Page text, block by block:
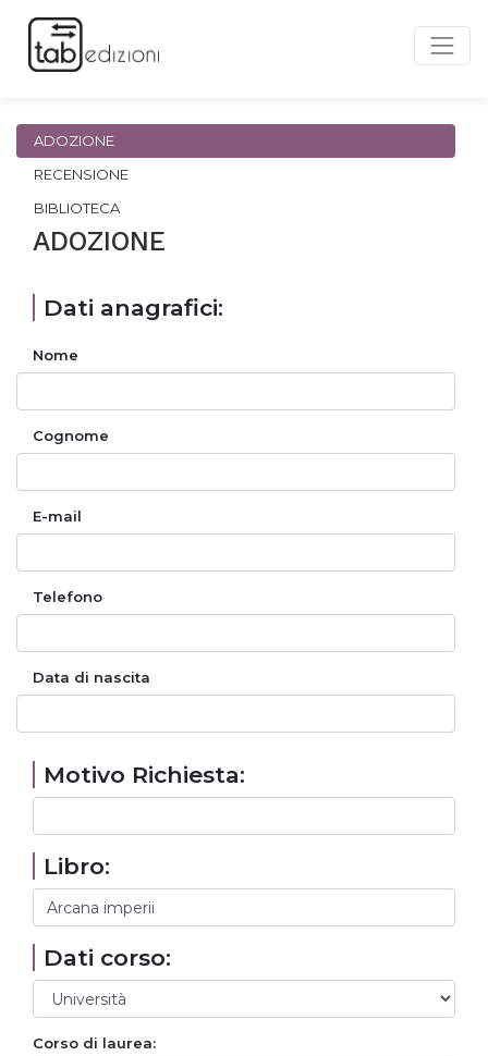
ADOZIONE
RECENSIONE
BIBLIOTECA
ADOZIONE
Dati anagrafici:
Nome
Cognome
E-mail
Telefono
Data di nascita
Motivo Richiesta:
Libro:
Dati corso:
Corso di laurea: